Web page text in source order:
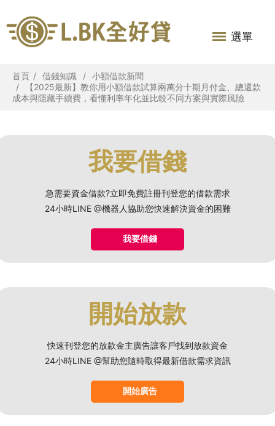
選單
首頁 借錢知識
小額借款新聞
【2025最新】教你用小額借款試算兩萬分十期月付金、總還款
成本與隱藏手續費，看懂利率年化並比較不同方案與實際風險
我要借錢
急需要資金借款?立即免費註冊刊登您的借款需求
24小時LINE @機器人協助您快速解決資金的困難
我要借錢
開始放款
快速刊登您的放款金主廣告讓客戶找到放款資金
24小時LINE @幫助您隨時取得最新借款需求資訊
開始廣告